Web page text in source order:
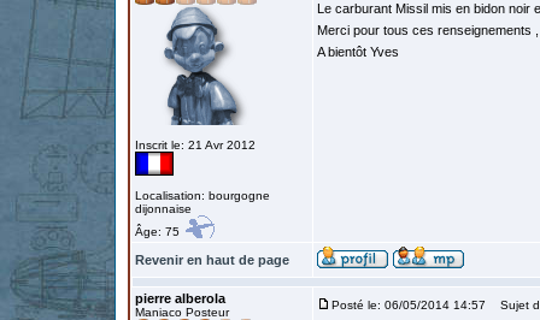
Inscrit le: 21 Avr 2012
Localisation: bourgogne
dijonnaise
Âge: 75
Le carburant Missil mis en bidon noir
Merci pour tous ces renseignements
A bientôt Yves
Revenir en haut de page
pierre alberola
Maniaco Posteur
Posté le: 06/05/2014 14:57 Sujet